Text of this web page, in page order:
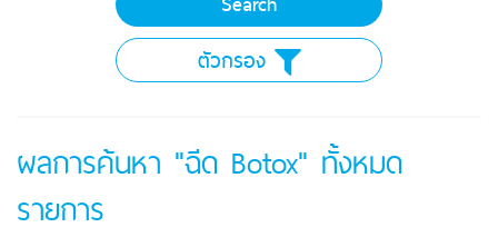
ตัวกรอง
ผลการค้นหา "ฉีด Botox" ทั้งหมด
รายการ